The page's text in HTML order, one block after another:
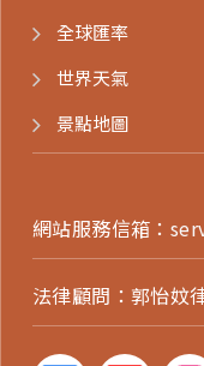
全球匯率
世界天氣
景點地圖
網站服務信箱：
法律顧問：郭怡妏